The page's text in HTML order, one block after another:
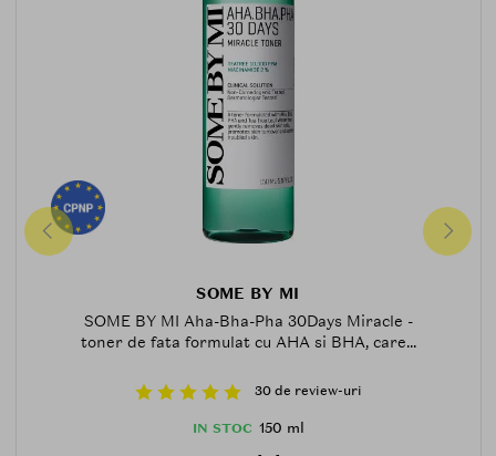
SOME BY MI
SOME BY MI Aha-Bha-Pha 30Days Miracle -
toner de fata formulat cu AHA si BHA, care...
30 de review-uri
IN STOC 150 ml